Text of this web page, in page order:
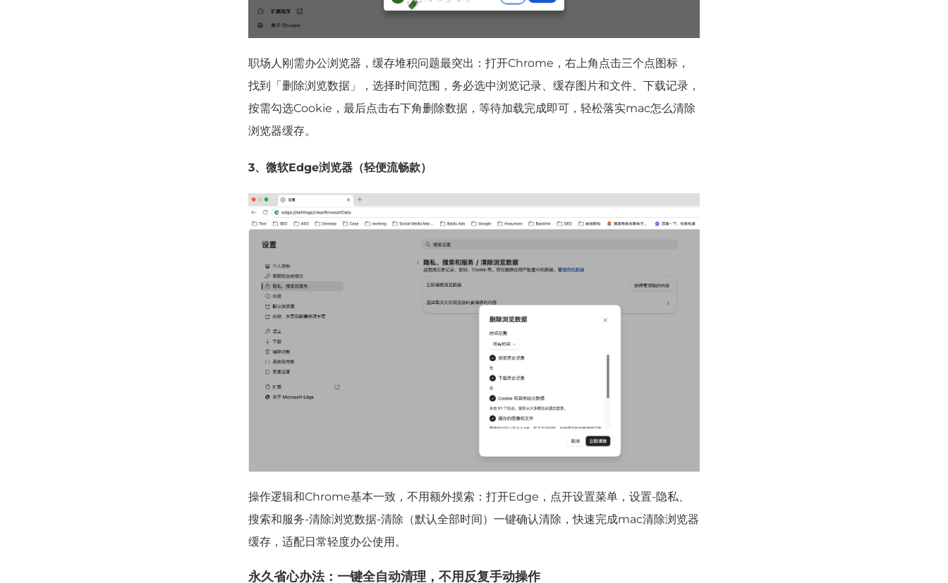
职场人刚需办公浏览器，缓存堆积问题最突出：打开Chrome，右上角点击三个点图标，
找到「 删除浏览数据」， 选择时间范围，务必选中浏览记录、 缓存图片和文件、 下载记录 ，
按需勾选Cookie，最后点击右下角删 除数据，等待加载完成即可，轻松落实mac怎么清除
浏览器缓存。
3、微软Edge浏览器（轻便流畅款）
操作逻辑和Chrome基本一致，不用额外摸索：打开Edge，点开设置菜单，设置-隐私、
搜索和服务-清除浏览数据-清除（默认全部时间）一键确认清除，快速完成mac清除浏览器
缓存，适配日常轻度办公使用。
永久省心办法：一键全自动清理，不用反复手动操作